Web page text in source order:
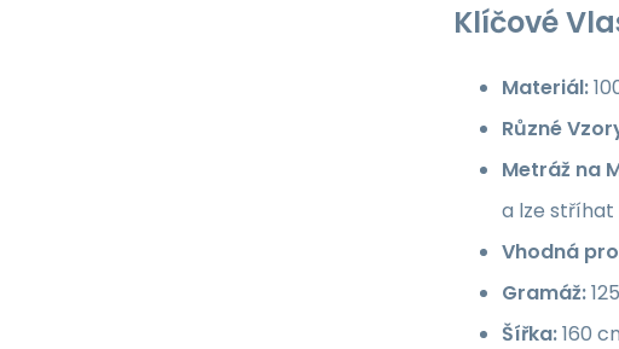
Klíčové
Materiál:
Různé
Metráž na
a lze stříhat
Vhodná
Gramáž:
Šířka:160